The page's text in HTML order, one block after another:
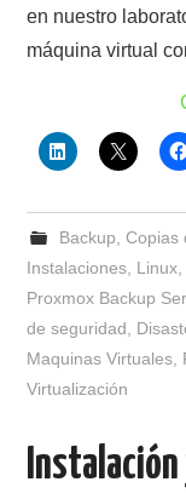
en nuestro
máquina virtual
Backup Copias
Instalaciones Linux
Proxmox Backup
de seguridad
Maquinas Virtuales
Virtualización